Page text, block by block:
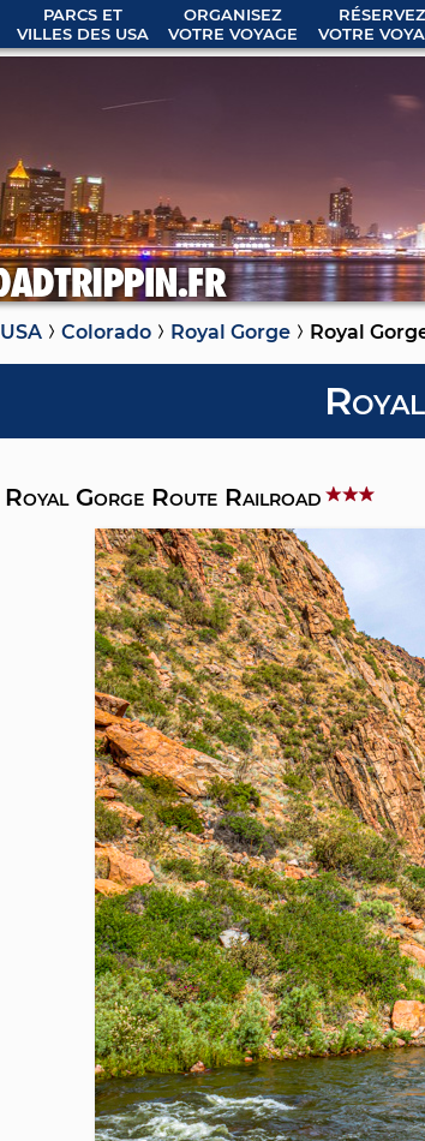
PARCS ET
VILLES DES USA
ORGANISEZ
VOTRE VOYAGE
RÉSERVEZ
VOTRE
USA Colorado Royal Gorge Royal
Royal Gorge Route Railroad